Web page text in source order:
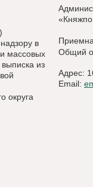
в
массовых
из
округа
Общий
Адрес:
Email: